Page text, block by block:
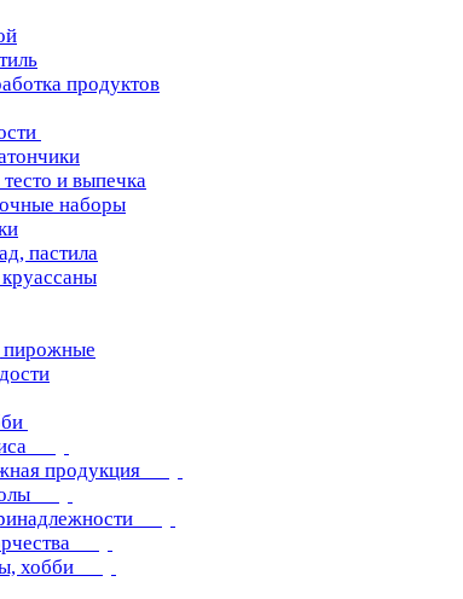
продуктов
и выпечка
наборы
пастила
пирожные
продукция
хобби